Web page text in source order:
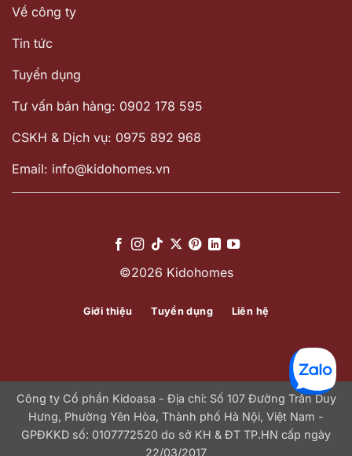
Về công ty
Tin tức
Tuyển dụng
Tư vấn bán hàng: 0902 178 595
CSKH & Dịch vụ: 0975 892 968
Email: info@kidohomes.vn
©2026 Kidohomes
Giới thiệu Tuyển dụng Liên hệ
Công ty Cổ phần Kidoasa - Địa chỉ: Số 107 Đường Trần Duy
Hưng, Phường Yên Hòa, Thành phố Hà Nội, Việt Nam -
GPĐKKD số: 0107772520 do sở KH & ĐT TP.HN cấp ngày
22/03/2017